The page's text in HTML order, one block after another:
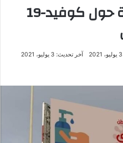
لافتة تحسيسية حول كوفيد-19
3 يوليو، 2021 آخر تحديث: 3 يوليو، 2021